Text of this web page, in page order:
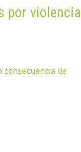
por violencia
consecuencia de